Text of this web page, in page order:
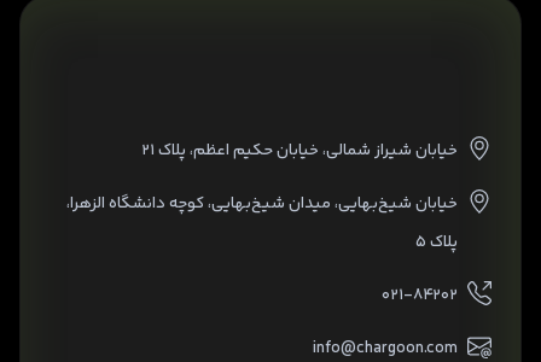
خیابان شیراز شمالی، خیابان حکیم اعظم، پلاک ۲۱
خیابان شیخ‌بهایی، میدان شیخ‌بهایی، کوچه دانشگاه الزهرا،
پلاک ۵
۰۲۱-۸۴۲۰۲
info@chargoon.com